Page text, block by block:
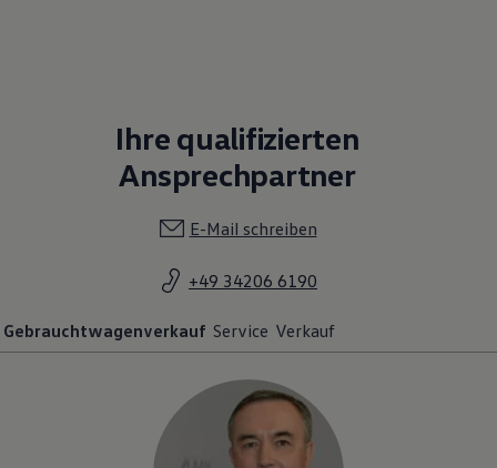
Ihre qualifizierten
Ansprechpartner
E-Mail schreiben
+49 34206 6190
Gebrauchtwagenverkauf Service Verkauf